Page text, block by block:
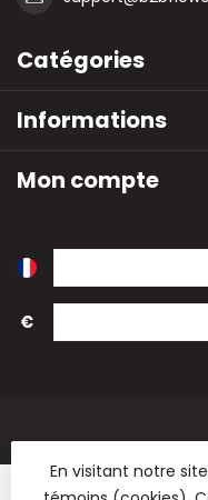
Catégories
Informations
Mon compte
€
En visitant notre